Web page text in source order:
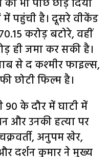
भी पीछे छोड़ दिया
में पहुंची है। दूसरे वीकेंड
करोड़ बटोरे, वहीं
ही जमा कर सकी है।
से द कश्मीर फाइल्स,
छोटी फिल्म है।
के दौर में घाटी में
और उनकी हत्या पर
अनुपम खेर,
दर्शन कुमार ने मुख्य